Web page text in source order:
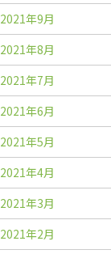
2021年9月
2021年8月
2021年7月
2021年6月
2021年5月
2021年4月
2021年3月
2021年2月